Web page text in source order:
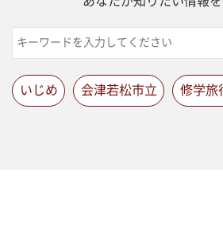
いじめ 会津若松市立 修学旅